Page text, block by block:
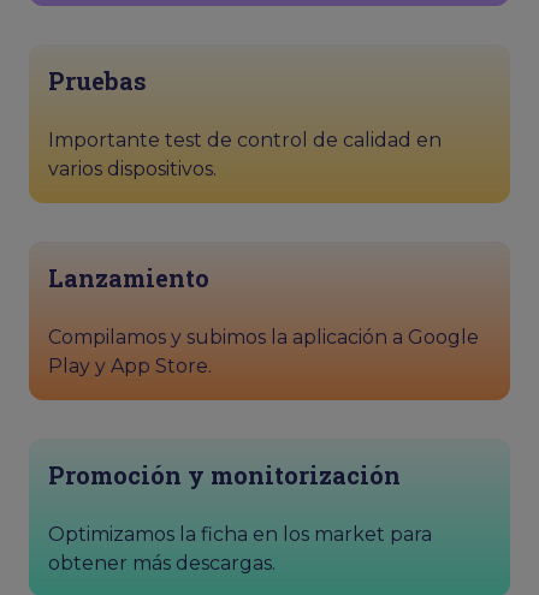
Pruebas
Importante test de control de calidad en
varios dispositivos.
Lanzamiento
Compilamos y subimos la aplicación a Google
Play y App Store.
Promoción y monitorización
Optimizamos la ficha en los market para
obtener más descargas.